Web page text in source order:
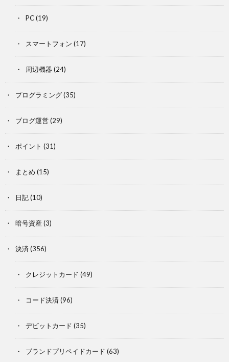
PC(19)
スマートフォン (17)
周辺機器 (24)
プログラミング(35)
ブログ運営(29)
ポイント (31)
まとめ (15)
日記(10)
暗号資産 (3)
決済 (356)
クレジットカード (49)
コード決済 (96)
デビットカード (35)
ブランドプリペイドカード (63)